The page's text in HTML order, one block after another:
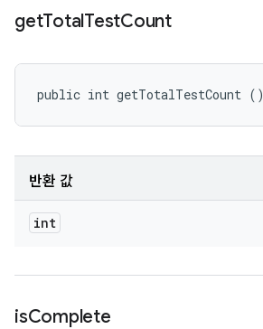
getTotalTestCount
public int getTotalTestCount ()
반환 값
int
isComplete